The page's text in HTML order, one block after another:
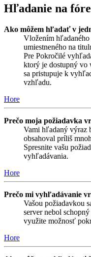
Hľadanie na fóre
Ako môžem hľadať v
Vložením
umiestneného na
Pre Pokročilé
ktorý je dostupný vo
sa pristupuje k
vzhľadu.
Hore
Prečo moja požiadavka
Vami hľadaný výraz
obsahoval príliš
Spresnite vašu
vyhľadávania.
Hore
Prečo mi vyhľadávanie
Vašou požiadavkou
server nebol
využite možnosť
Hore